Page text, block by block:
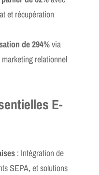
et récupération
de 294%via
relationnel
E-
: Intégration de
SEPA, et solutions